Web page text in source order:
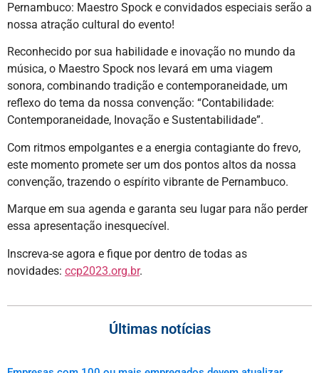
Pernambuco: Maestro Spock e convidados especiais serão a
nossa atração cultural do evento!
Reconhecido por sua habilidade e inovação no mundo da
música, o Maestro Spock nos levará em uma viagem
sonora, combinando tradição e contemporaneidade, um
reflexo do tema da nossa convenção: “Contabilidade:
Contemporaneidade, Inovação e Sustentabilidade”.
Com ritmos empolgantes e a energia contagiante do frevo,
este momento promete ser um dos pontos altos da nossa
convenção, trazendo o espírito vibrante de Pernambuco.
Marque em sua agenda e garanta seu lugar para não perder
essa apresentação inesquecível.
Inscreva-se agora e fique por dentro de todas as
novidades: ccp2023.org.br.
Últimas notícias